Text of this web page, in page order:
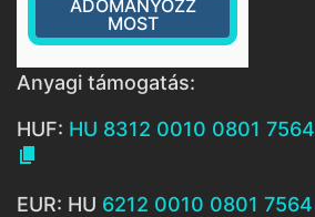
ADOMÁNYOZZ
MOST
Anyagi támogatás:
HUF: HU 8312 0010 0801

EUR: HU 6212 0010 0801